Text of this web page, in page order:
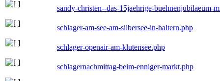
sandy-christen--das-15jaehrige-buehnenjubilaeum-
schlager-am-see-am-silbersee-in-haltern.php
schlager-openair-am-klutensee.php
schlagernachmittag-beim-enniger-markt.php